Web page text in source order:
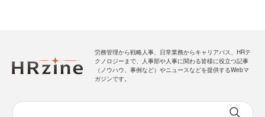
労務管理から戦略人事、日常業務からキャリアパス、HRテ
クノロジーまで、人事部や人事に関わる皆様に役立つ記事
（ノウハウ、事例など）やニュースなどを提供するWebマ
ガジンです。